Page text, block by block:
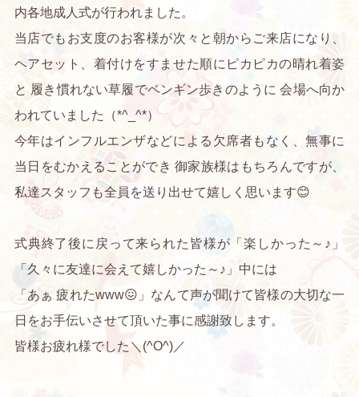
内各地成人式が行われました。
当店でもお支度のお客様が次々と朝からご来店になり、
ヘアセット、着付けをすませた順にピカピカの晴れ着姿
と 履き慣れない草履でペンギン歩きのように 会場へ向か
われていました（*^_^*）
今年はインフルエンザなどによる欠席者もなく、無事に
当日をむかえることができ 御家族様はもちろんですが、
私達スタッフも全員を送り出せて嬉しく思います😊
式典終了後に戻って来られた皆様が「楽しかった～♪」
「久々に友達に会えて嬉しかった～♪」中には
「あぁ 疲れたwww😖」なんて声が聞けて皆様の大切な一
日をお手伝いさせて頂いた事に感謝致します。
皆様お疲れ様でした＼(^O^)／